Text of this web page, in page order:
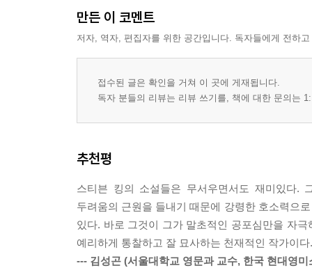
만든 이 코멘트
저자, 역자, 편집자를 위한 공간입니다. 독자들에게 전하
접수된 글은 확인을 거쳐 이 곳에 게재됩니다.
독자 분들의 리뷰는 리뷰 쓰기를, 책에 대한 문의는
추천평
스티븐 킹의 소설들은 무서우면서도 재미있다.
두려움의 근원을 들내기 때문에 강령한 호소력으
있다. 바로 그것이 그가 말초적인 공포심만을 자
예리하게 통찰하고 잘 묘사하는 천재적인 작가이다.
--- 김성곤 (서울대학교 영문과 교수, 한국 현대영